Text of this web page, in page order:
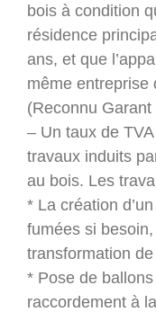
bois à condition
résidence
ans, et que
même entreprise
(Reconnu Garant
– Un taux de
travaux induits
au bois. Les
* La création
fumées si
transformation
* Pose de
raccordement à